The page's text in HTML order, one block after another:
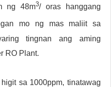
ng 48m3/ oras hanggang
mo ng mas maliit sa
tingnan ang aming
RO Plant.
sa 1000ppm, tinatawag